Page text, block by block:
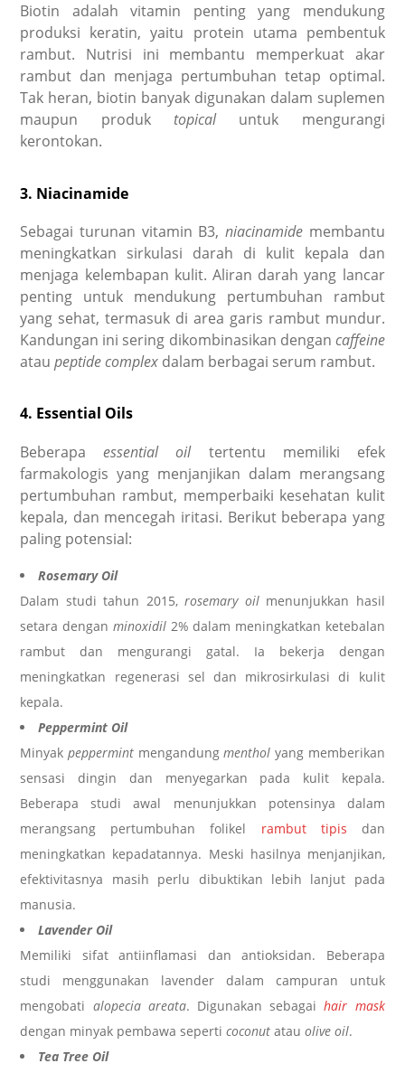
Biotin adalah vitamin penting yang mendukung
produksi keratin, yaitu protein utama pembentuk
rambut. Nutrisi ini membantu memperkuat akar
rambut dan menjaga pertumbuhan tetap optimal.
Tak heran, biotin banyak digunakan dalam suplemen
maupun produk topicaluntuk mengurangi
kerontokan.
3. Niacinamide
Sebagai turunan vitamin B3, niacinamide membantu
meningkatkan sirkulasi darah di kulit kepala dan
menjaga kelembapan kulit. Aliran darah yang lancar
penting untuk mendukung pertumbuhan rambut
yang sehat, termasuk di area garis rambut mundur.
Kandungan ini sering dikombinasikan dengan caffeine
atau peptide complex dalam berbagai serum rambut.
4. Essential Oils
Beberapaessential oiltertentu memiliki efek
farmakologis yang menjanjikan dalam merangsang
pertumbuhan rambut, memperbaiki kesehatan kulit
kepala, dan mencegah iritasi. Berikut beberapa yang
paling potensial:
Rosemary Oil
Dalam studi tahun 2015,rosemary oilmenunjukkan hasil
setara dengan minoxidil2% dalam meningkatkan ketebalan
rambut dan mengurangi gatal. Ia bekerja dengan
meningkatkan regenerasi sel dan mikrosirkulasi di kulit
kepala.
Peppermint Oil
Minyakpeppermint mengandungmenthol yang memberikan
sensasi dingin dan menyegarkan pada kulit kepala.
Beberapa studi awal menunjukkan potensinya dalam
merangsang pertumbuhan folikel rambut tipis dan
meningkatkan kepadatannya. Meski hasilnya menjanjikan,
efektivitasnya masih perlu dibuktikan lebih lanjut pada
manusia.
Lavender Oil
Memiliki sifat antiinflamasi dan antioksidan. Beberapa
studi menggunakan lavender dalam campuran untuk
mengobati alopecia areata. Digunakan sebagaihair mask
dengan minyak pembawa seperticoconut atauolive oil.
Tea Tree Oil